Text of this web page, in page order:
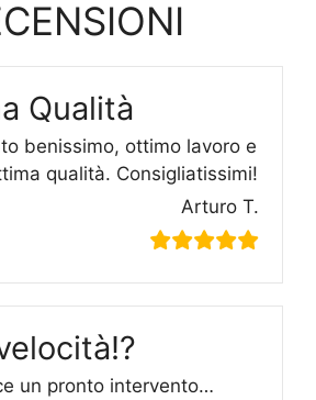
Qualità
benissimo, ottimo lavoro e
qualità. Consigliatissimi!
Arturo T.
un pronto intervento…